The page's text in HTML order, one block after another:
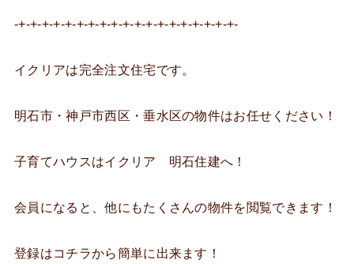
-+-+-+-+-+-+-+-+-+-+-+-+-+-+-+-+-+-+-+-
イクリアは完全注文住宅です。
明石市・神戸市西区・垂水区の物件はお任せください！
子育てハウスはイクリア 明石住建へ！
会員になると、他にもたくさんの物件を閲覧できます！
登録はコチラから簡単に出来ます！